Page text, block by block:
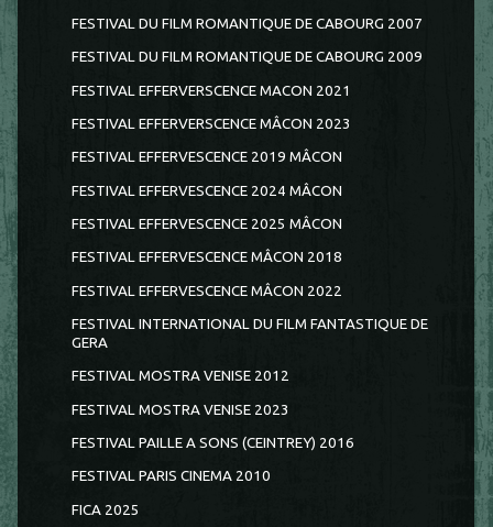
FESTIVAL DU FILM ROMANTIQUE DE CABOURG 2007
FESTIVAL DU FILM ROMANTIQUE DE CABOURG 2009
FESTIVAL EFFERVERSCENCE MACON 2021
FESTIVAL EFFERVERSCENCE MÂCON 2023
FESTIVAL EFFERVESCENCE 2019 MÂCON
FESTIVAL EFFERVESCENCE 2024 MÂCON
FESTIVAL EFFERVESCENCE 2025 MÂCON
FESTIVAL EFFERVESCENCE MÂCON 2018
FESTIVAL EFFERVESCENCE MÂCON 2022
FESTIVAL INTERNATIONAL DU FILM FANTASTIQUE DE
GERA
FESTIVAL MOSTRA VENISE 2012
FESTIVAL MOSTRA VENISE 2023
FESTIVAL PAILLE A SONS (CEINTREY) 2016
FESTIVAL PARIS CINEMA 2010
FICA 2025